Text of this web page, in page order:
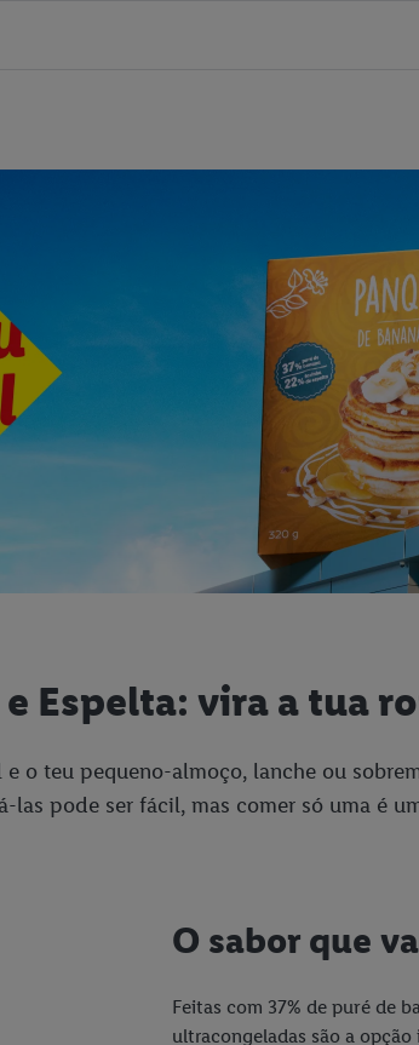
Espelta: vira a tua
o teu pequeno-almoço, lanche ou
las pode ser fácil, mas comer só uma é
O sabor que
Feitas com 37% de puré de
ultracongeladas são a